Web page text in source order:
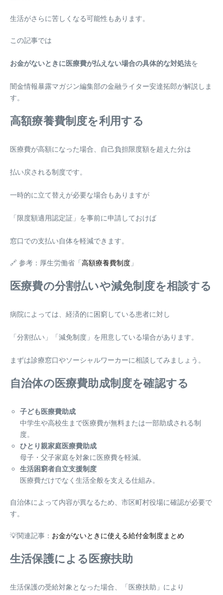
生活がさらに苦しくなる可能性もあります。
この記事では
お金がないときに医療費が払えない場合の具体的な対処法を
闇金情報暴露マガジン編集部の金融ライター安達拓郎が解説しま
す。
高額療養費制度を利用する
医療費が高額になった場合、自己負担限度額を超えた分は
払い戻される制度です。
一時的に立て替えが必要な場合もありますが
「限度額適用認定証」を事前に申請しておけば
窓口での支払い自体を軽減できます。
🔗 参考：厚生労働省「高額療養費制度 」
医療費の分割払いや減免制度を相談する
病院によっては、経済的に困窮している患者に対し
「分割払い」「減免制度」を用意している場合があります。
まずは診療窓口やソーシャルワーカーに相談してみましょう。
自治体の医療費助成制度を確認する
子ども医療費助成
中学生や高校生まで医療費が無料または一部助成される制
度。
ひとり親家庭医療費助成
母子・父子家庭を対象に医療費を軽減。
生活困窮者自立支援制度
医療費だけでなく生活全般を支える仕組み。
自治体によって内容が異なるため、市区町村役場に確認が必要で
す。
💡関連記事： お金がないときに使える給付金制度まとめ
生活保護による医療扶助
生活保護の受給対象となった場合、「医療扶助」により